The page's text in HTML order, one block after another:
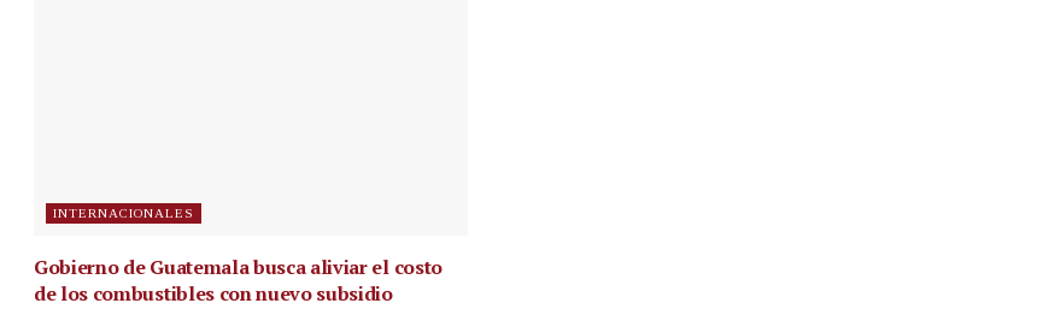
INTERNACIONALES
Gobierno de Guatemala busca aliviar el costo
de los combustibles con nuevo subsidio